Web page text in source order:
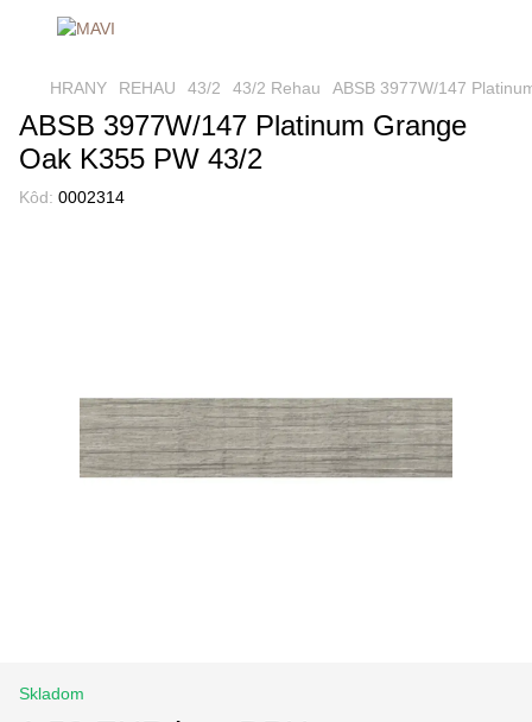
HRANY REHAU 43/2 43/2 Rehau ABSB 3977W/147
ABSB 3977W/147 Platinum Grange
Oak K355 PW 43/2
Kôd: 0002314
Skladom